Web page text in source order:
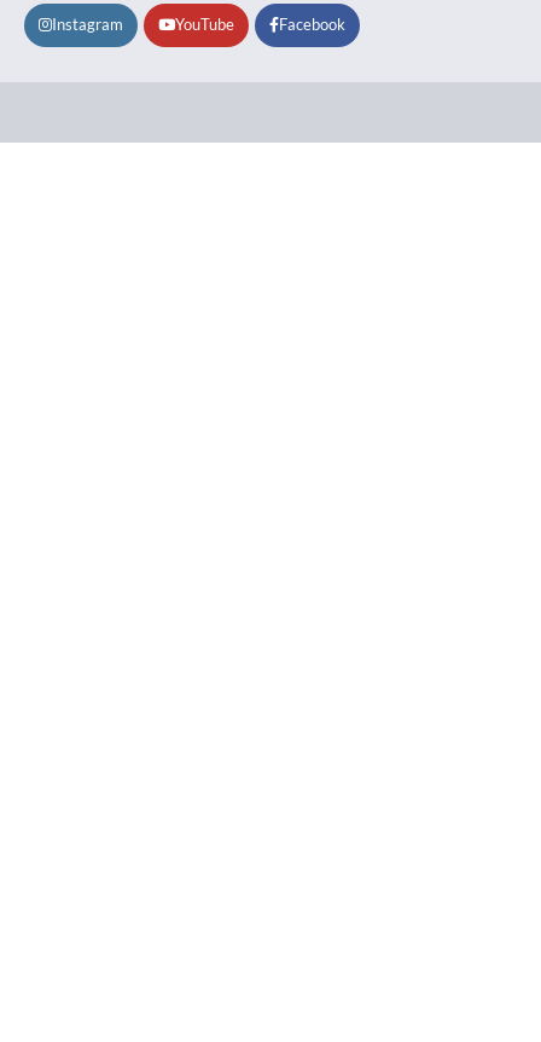
Instagram YouTube Facebook